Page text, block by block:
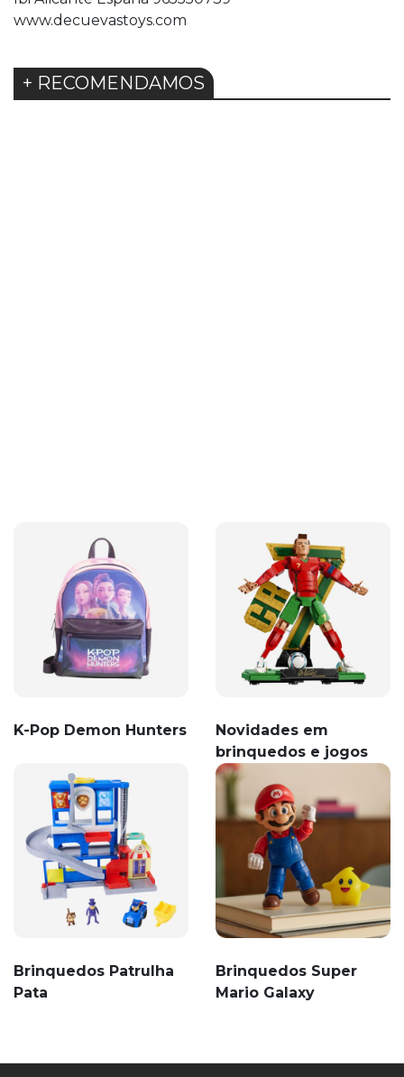
www.decuevastoys.com
+ RECOMENDAMOS
K-Pop Demon Hunters
Novidades em
brinquedos e jogos
Brinquedos Patrulha
Pata
Brinquedos Super
Mario Galaxy